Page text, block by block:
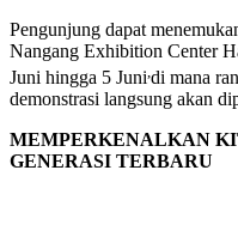
Pengunjung dapat
Nangang Exhibition Center
Juni hingga 5 Juni di mana
demonstrasi langsung akan
MEMPERKENALKAN
GENERASI TERBARU